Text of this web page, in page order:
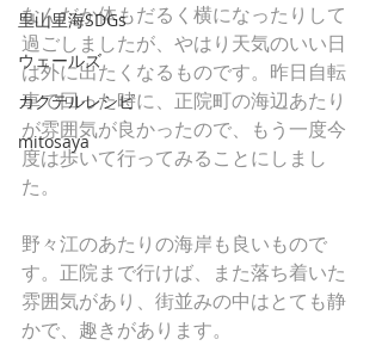
里山里海SDGs
ウェールズ
カクテルレシピ
mitosaya
なんだか体もだるく横になったりして
過ごしましたが、やはり天気のいい日
は外に出たくなるものです。昨日自転
車で回った時に、正院町の海辺あたり
が雰囲気が良かったので、もう一度今
度は歩いて行ってみることにしまし
た。
野々江のあたりの海岸も良いもので
す。正院まで行けば、また落ち着いた
雰囲気があり、街並みの中はとても静
かで、趣きがあります。